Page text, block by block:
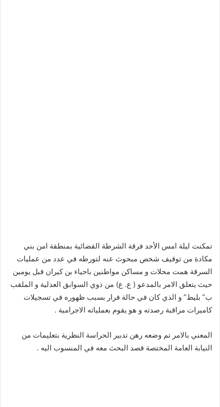
تمكنت ليلة امس الأحد فرقة الشرطة القضائية بمنطقة امن بني
مكادة من توقيف شخص مبحوث عنه لتورطه في عدد من عمليات
السرقة همت محلات و مساكن مواطنين باحياء بن كيران قبل يومين
حيث يتعلق الامر بالمدعو ( ع. ع) من ذوي السوابق العدلية و الملقب
ب” بليط” و الذي كان في حالة فرار بسبب ظهوره في تسجيلات
كاميرات مراقبة رصدته و هو يقوم بعملياته الاجرامية .
المعني بالامر تم وضعه رهن تدبير الحراسة النظرية بتعليمات من
النيابة العامة المختصة قصد البحث معه في المنسوب اليه .